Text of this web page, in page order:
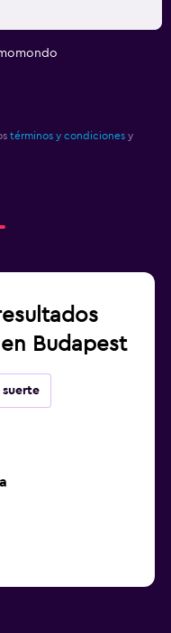
términos y condiciones y
Budapest
suerte